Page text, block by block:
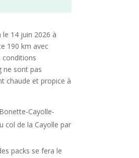
le 14 juin 2026 à
190 km avec
conditions
ne sont pas
chaude et propice à
Cayolle-
col de la Cayolle par
packs se fera le